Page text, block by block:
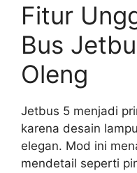
Fitur
Bus
Oleng
Jetbus 5 menjadi
karena desain
elegan. Mod ini
mendetail seperti